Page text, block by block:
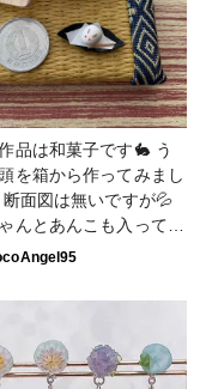
品は和菓子です🐇 う
を箱から作ってみまし
面図は無いですが💦
んとあんこも入ってま
🍀.* (家にあった
菓子の包み紙も一部使
ぎ饅頭は樹脂粘土、
紙で黒文字は爪楊枝を